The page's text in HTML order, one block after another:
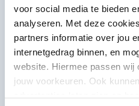
voor social media te bieden
analyseren. Met deze
partners informatie over jou
internetgedrag binnen, en
website. Hiermee passen wij
jouw voorkeuren. Ook